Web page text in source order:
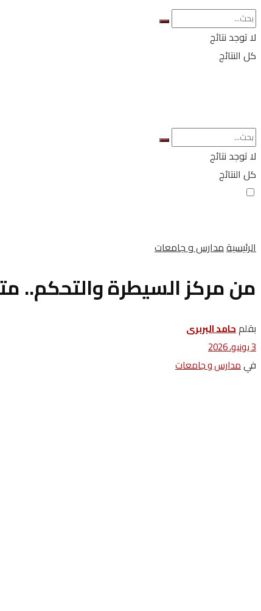
لا توجد نتائج
كل النتائج
لا توجد نتائج
كل النتائج
الرئيسيةمدارس و جامعات
من مركز السيطرة والتحكم..
بقلمحامد البربرى
3 يونيو، 2026
فيمدارس و جامعات